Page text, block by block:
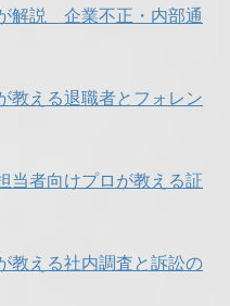
解説 企業不正・内部通
教える退職者とフォレン
当者向けプロが教える証
教える社内調査と訴訟の